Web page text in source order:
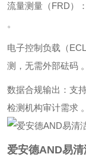
流量测量（FRD）‌
。
电子控制负载（
测，无需外部砝码 。
数据合规输出‌：支
检测机构审计需求 。
爱安德AND易